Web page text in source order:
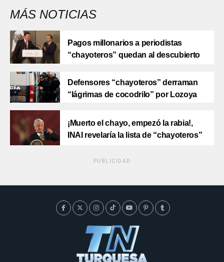
MÁS NOTICIAS
Pagos millonarios a periodistas
“chayoteros” quedan al descubierto
Defensores “chayoteros” derraman
“lágrimas de cocodrilo” por Lozoya
¡Muerto el chayo, empezó la rabia!,
INAI revelaría la lista de “chayoteros”
PUBLICIDAD